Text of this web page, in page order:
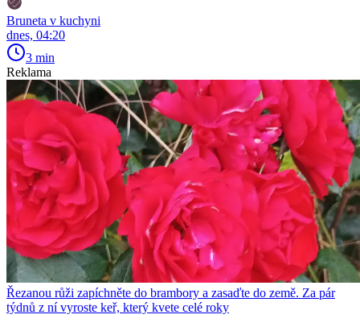
Bruneta v kuchyni
dnes, 04:20
3 min
Reklama
Řezanou růži zapíchněte do brambory a zasaďte do země. Za pár
týdnů z ní vyroste keř, který kvete celé roky